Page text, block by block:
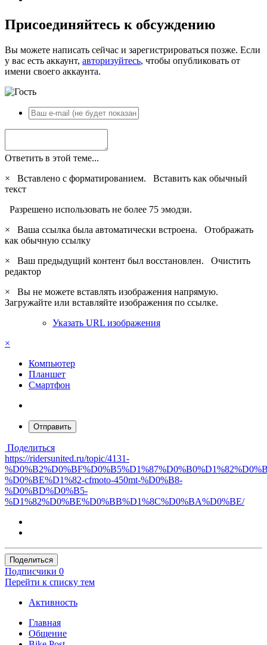
Присоединяйтесь к обсуждению
Вы можете написать сейчас и зарегистрироваться позже. Если
у вас есть аккаунт, авторизуйтесь, чтобы опубликовать от
имени своего аккаунта.
Ответить в этой теме...
×
Вставлено с форматированием. Вставить как обычный
текст
Разрешено использовать не более 75 эмодзи.
×
Ваша ссылка была автоматически встроена. Отображать
как обычную ссылку
×
Ваш предыдущий контент был восстановлен. Очистить
редактор
×
Вы не можете вставлять изображения напрямую.
Загружайте или вставляйте изображения по ссылке.
Указать URL изображения
×
Компьютер
Планшет
Смартфон
Отправить
Поделиться
https://ridersunited.ru/topic/4131-
%D0%BE%D1%82-cfmoto-450mt-%D0%B8-
%D0%BD%D0%B5-
%D1%82%D0%BE%D0%BB%D1%8C%D0%BA%D0%BE/
Поделиться
Подписчики 0
Перейти к списку тем
Активность
Главная
Общение